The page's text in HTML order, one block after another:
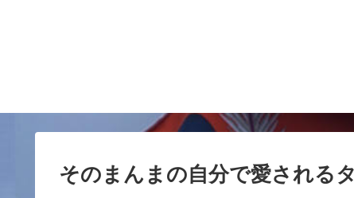
そのまんまの自分で愛される